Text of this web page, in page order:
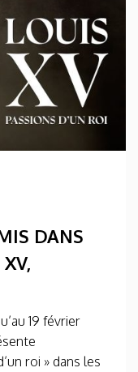
DANS
19 février
roi » dans les